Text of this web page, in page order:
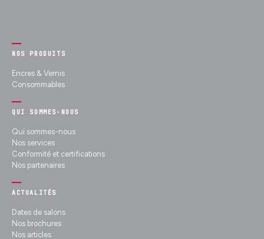
NOS PRODUITS
Encres & Vernis
Consommables
QUI SOMMES-NOUS
Qui sommes-nous
Nos services
Conformité et certifications
Nos partenaires
ACTUALITÉS
Dates de salons
Nos brochures
Nos articles